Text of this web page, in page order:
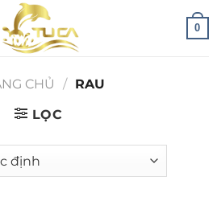
0
CHỦ / RAU
LỌC